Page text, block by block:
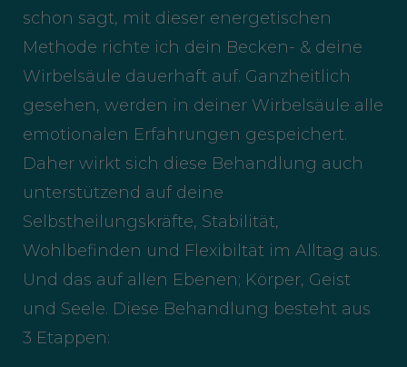
schon sagt, mit dieser energetischen
Methode richte ich dein Becken- & deine
Wirbelsäule dauerhaft auf. Ganzheitlich
gesehen, werden in deiner Wirbelsäule alle
emotionalen Erfahrungen gespeichert.
Daher wirkt sich diese Behandlung auch
unterstützend auf deine
Selbstheilungskräfte, Stabilität,
Wohlbefinden und Flexibiltät im Alltag aus.
Und das auf allen Ebenen; Körper, Geist
und Seele. Diese Behandlung besteht aus
3 Etappen: